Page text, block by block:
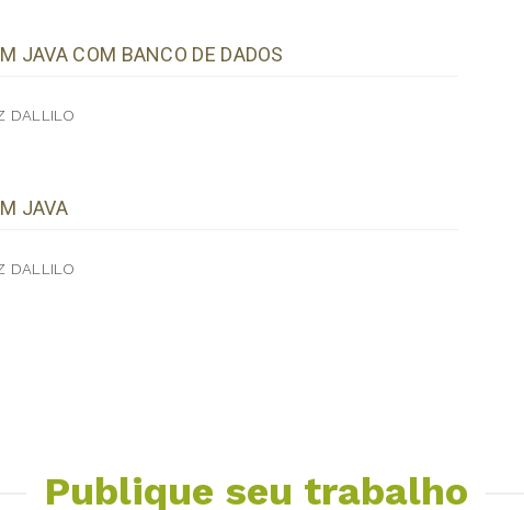
JAVA COM BANCO DE DADOS
DALLILO
JAVA
DALLILO
Publique seu trabalho